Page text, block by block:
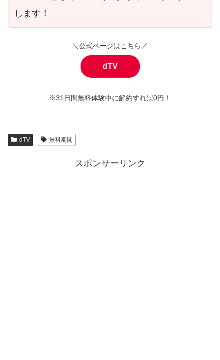
します！
＼公式ページはこちら／
dTV
※31日間無料体験中に解約すれば0円！
dTV 無料期間
スポンサーリンク